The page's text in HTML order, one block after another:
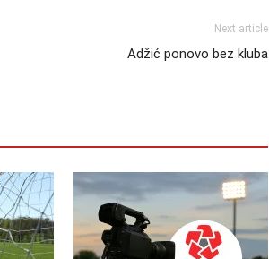
Next article
Adžić ponovo bez kluba